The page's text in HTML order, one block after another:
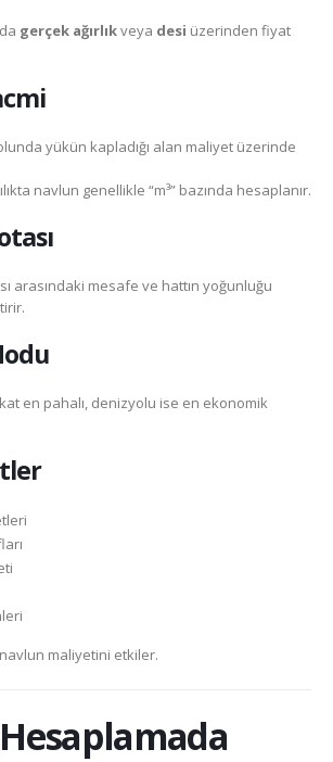
gerçek ağırlıkveya desi üzerinden fiyat
yükün kapladığı alan maliyet üzerinde
navlun genellikle “m³” bazında hesaplanır.
arasındaki mesafe ve hattın yoğunluğu
en pahalı, denizyolu ise en ekonomik
maliyetini etkiler.